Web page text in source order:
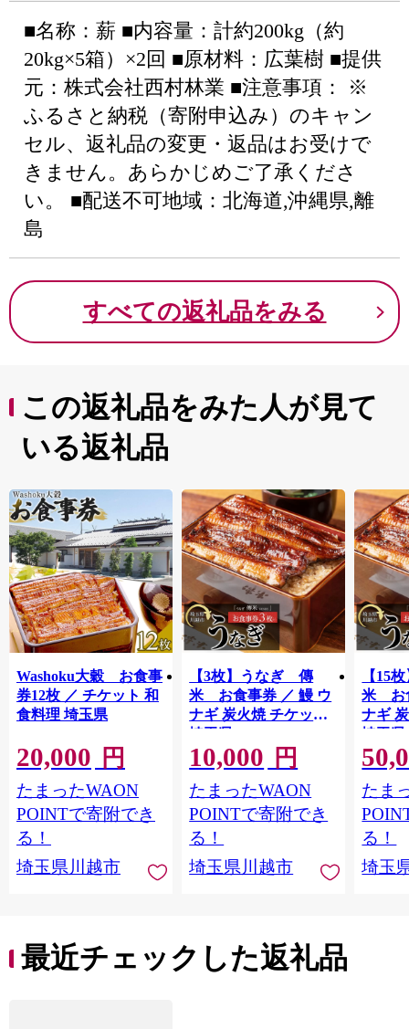
■名称：薪 ■内容量：計約200kg（約
20kg×5箱）×2回 ■原材料：広葉樹 ■提供
元：株式会社西村林業 ■注意事項： ※
ふるさと納税（寄附申込み）のキャン
セル、返礼品の変更・返品はお受けで
きません。あらかじめご了承くださ
い。 ■配送不可地域：北海道,沖縄県,離
島
すべての返礼品をみる
この返礼品をみた人が見て
いる返礼品
Washoku大穀 お食事
券12枚 ／ チケット 和
食料理 埼玉県
20,000 円
たまったWAON
POINTで寄附でき
る！
埼玉県川越市
【3枚】うなぎ 傳
米 お食事券 ／ 鰻 ウ
ナギ 炭火焼 チケット
埼玉県
10,000 円
たまったWAON
POINTで寄附でき
る！
埼玉県川越市
【15
米 お
ナギ
埼玉県
たま
る！
埼玉
最近チェックした返礼品